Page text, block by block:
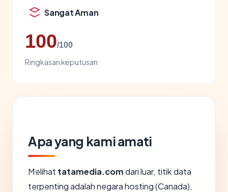
Sangat Aman
100/100
Ringkasan keputusan
Apa yang kami amati
Melihat tatamedia.comdari luar, titik data
terpenting adalah negara hosting (Canada),